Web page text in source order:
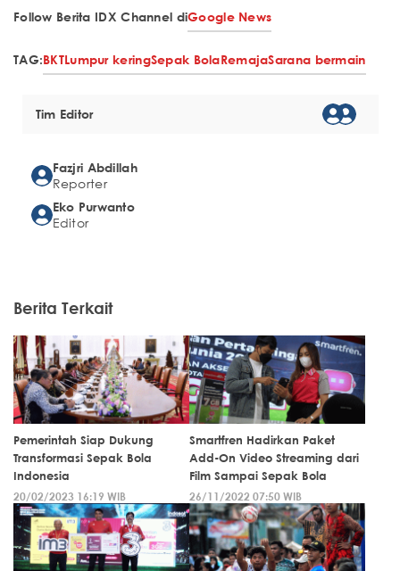
Follow Berita IDX Channel diGoogle News
TAG:BKTLumpur keringSepak BolaRemajaSarana bermain
Tim Editor
Fazjri Abdillah
Reporter
Eko Purwanto
Editor
Berita Terkait
Pemerintah Siap Dukung
Transformasi Sepak Bola
Indonesia
20/02/2023 16:19 WIB
Smartfren Hadirkan Paket
Add-On Video Streaming dari
Film Sampai Sepak Bola
26/11/2022 07:50 WIB